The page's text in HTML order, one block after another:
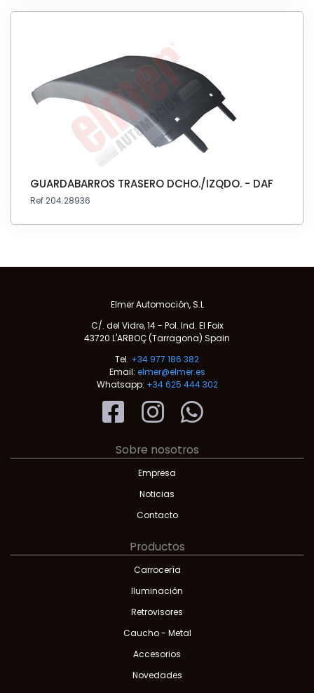
GUARDABARROS TRASERO DCHO./IZQDO. - DAF
Ref 204.28936
Elmer Automoción, S.L
C/. del Vidre, 14 - Pol. Ind. El Foix
43720 L'ARBOÇ (Tarragona) Spain
Tel. +34 977 186 382
Email: elmer@elmer.es
Whatsapp: +34 625 444 302
Sobre nosotros
Empresa
Noticias
Contacto
Productos
Carrocería
Iluminación
Retrovisores
Caucho - Metal
Accesorios
Novedades